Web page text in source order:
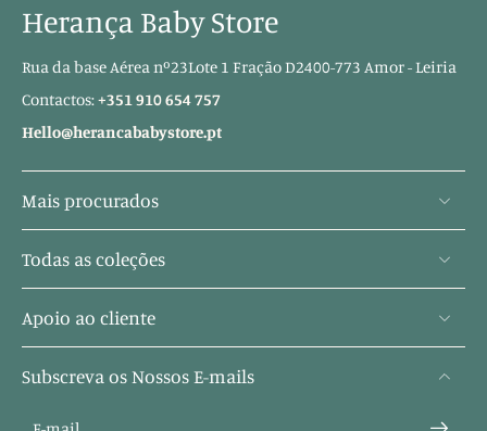
Herança Baby Store
Rua da base Aérea nº23Lote 1 Fração D2400-773 Amor - Leiria
Contactos:+351 910 654 757
Hello@herancababystore.pt
Mais procurados
Todas as coleções
Apoio ao cliente
Subscreva os Nossos E-mails